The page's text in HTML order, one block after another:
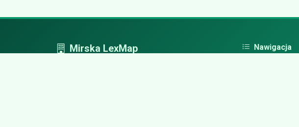
Mirska LexMap Nawigacja